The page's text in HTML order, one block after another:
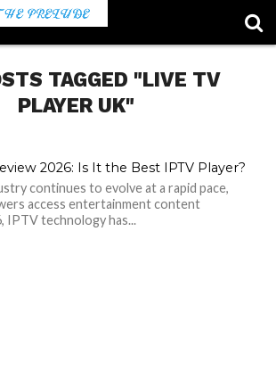
TAGGED "LIVE TV
PLAYER UK"
2026: Is It the Best IPTV Player?
continues to evolve at a rapid pace,
access entertainment content
IPTV technology has...